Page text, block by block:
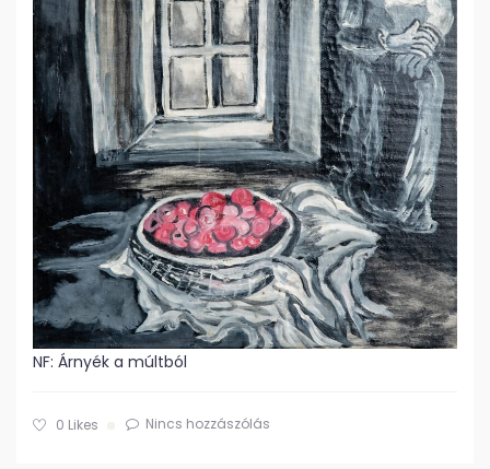
NF: Árnyék a múltból
0 Likes Nincs hozzászólás